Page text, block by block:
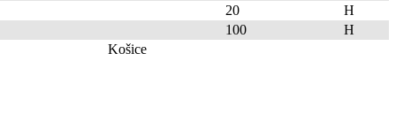
20
H
100
H
Košice